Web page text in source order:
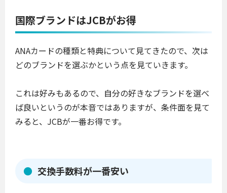
国際ブランドはJCBがお得
ANAカードの種類と特典について見てきたので、次は
どのブランドを選ぶかという点を見ていきます。
これは好みもあるので、自分の好きなブランドを選べ
ば良いというのが本音ではありますが、条件面を見て
みると、JCBが一番お得です。
交換手数料が一番安い